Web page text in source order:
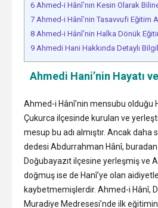
6 Ahmed-i Hânî’nın Kesin Olarak
7 Ahmed-i Hânî’nin Tasavvufi Eğitim
8 Ahmed-i Hânî’nin Halka Dönük
9 Ahmedi Hani Hakkında Detaylı
Ahmedi Hani’nin Hayatı
Ahmed-i Hânî’nin mensubu olduğu
Çukurca ilçesinde kurulan ve
mesup bu adı almıştır. Ancak daha
dedesi Abdurrahman Hânî, buradan
Doğubayazıt ilçesine yerleşmiş ve
doğmuş ise de Hanî’ye olan
kaybetmemişlerdir. Ahmed-i Hânî,
Muradiye Medresesi’nde ilk